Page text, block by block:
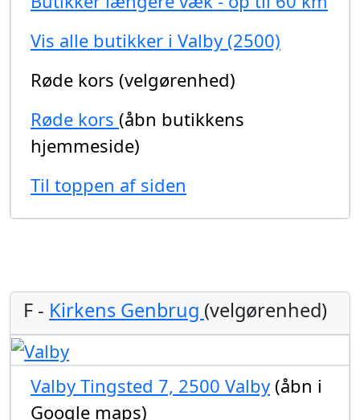
Vis alle butikker i Valby (2500)
Røde kors (velgørenhed)
Røde kors (åbn butikkens
hjemmeside)
Til toppen af siden
F - Kirkens Genbrug (velgørenhed)
Valby Tingsted 7, 2500 Valby (åbn i
Google maps)